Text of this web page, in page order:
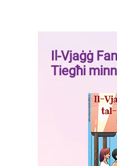
Il-Vjaġġ
Tiegħi